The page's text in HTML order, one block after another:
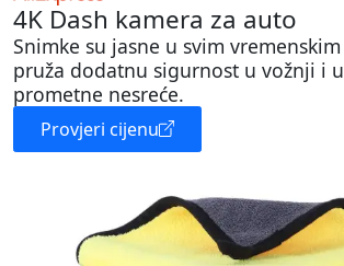
4K Dash kamera za auto
Snimke su jasne u svim
pruža dodatnu sigurnost u vožnji i
prometne nesreće.
Provjeri cijenu